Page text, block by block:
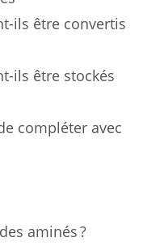
ils être convertis
ils être stockés
compléter avec
aminés ?